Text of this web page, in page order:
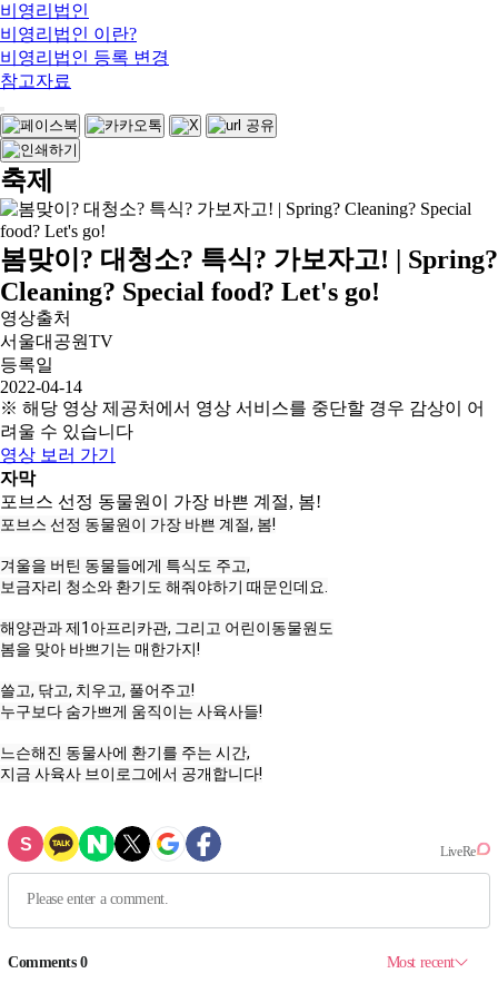
비영리법인
비영리법인 이란?
비영리법인 등록 변경
참고자료
축제
봄맞이? 대청소? 특식? 가보자고! | Spring?
Cleaning? Special food? Let's go!
영상출처
서울대공원TV
등록일
2022-04-14
※ 해당 영상 제공처에서 영상 서비스를 중단할 경우 감상이 어
려울 수 있습니다
영상 보러 가기
자막
포브스 선정 동물원이 가장 바쁜 계절, 봄!
포브스 선정 동물원이 가장 바쁜 계절, 봄!
겨울을 버틴 동물들에게 특식도 주고,
보금자리 청소와 환기도 해줘야하기 때문인데요.
해양관과 제1아프리카관, 그리고 어린이동물원도
봄을 맞아 바쁘기는 매한가지!
쓸고, 닦고, 치우고, 풀어주고!
누구보다 숨가쁘게 움직이는 사육사들!
느슨해진 동물사에 환기를 주는 시간,
지금 사육사 브이로그에서 공개합니다!